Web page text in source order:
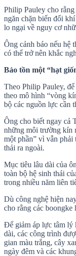
Philip Pauley cho
ngăn chặn biến đổi
lo ngại về nguy cơ
Ông cảnh báo nếu hệ
có thể trở nên khắc
Bảo tồn một “hạt
Theo Philip Pauley,
theo mô hình “vòng
bộ các nguồn lực cần
Ông cho biết ngay cả
những môi trường kín
một phần” vì vẫn
thải ra ngoài.
Mục tiêu lâu dài của
toàn bộ hệ sinh thái
trong nhiều năm liên
Dù công nghệ hiện
cho rằng các boongke
Để giảm áp lực tâm lý
dài, các công trình
gian màu trắng, cây
ngày đêm và các